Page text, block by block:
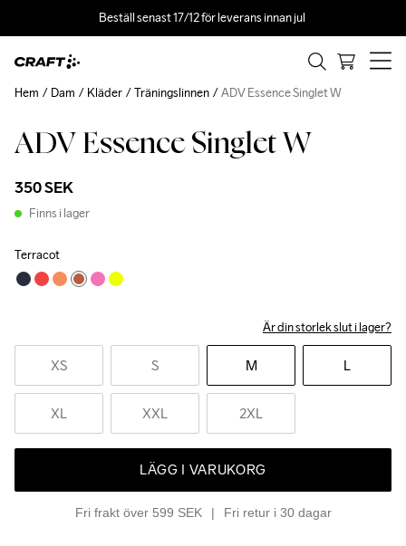
Beställ senast 17/12 för leverans innan jul
ADV Essence Singlet W
350 SEK
Finns i lager
Terracot
Är din storlek slut i lager?
XS S M L
XL XXL 2XL
LÄGG I VARUKORG
Fri frakt över 599 SEK Fri retur i 30 dagar
Hem Dam Kläder Träningslinnen ADV Essence Singlet W